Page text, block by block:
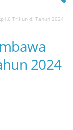
Triliun di Tahun 2024
2024